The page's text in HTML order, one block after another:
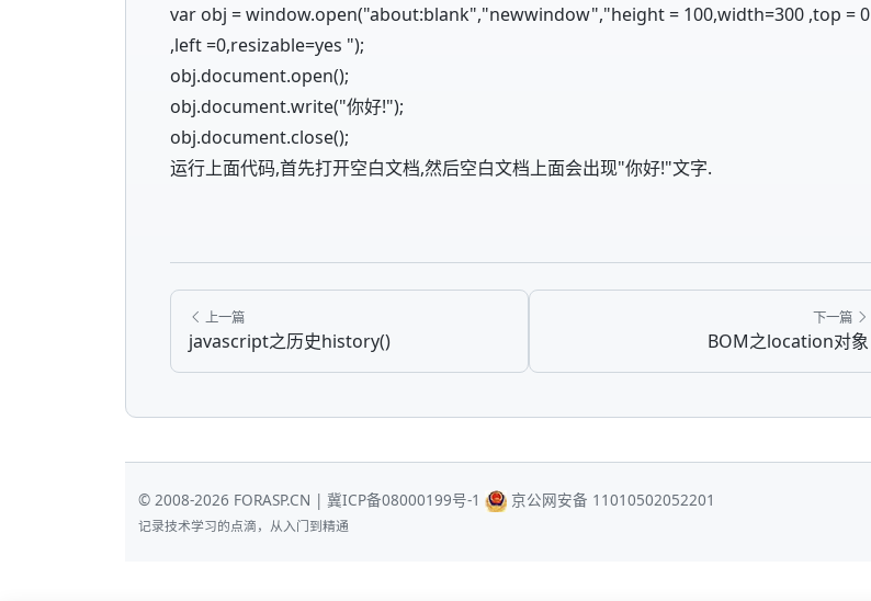
var obj = window.open("about:blank","newwindow","height = 100,width=300 ,top = 0
,left =0,resizable=yes ");
obj.document.open();
obj.document.write("你好!");
obj.document.close();
运行上面代码,首先打开空白文档,然后空白文档上面会出现"你好!"文字.
上一篇
javascript之历史history()
下一篇
BOM之location对象
© 2008-2026 FORASP.CN | 冀ICP备08000199号-1 京公网安备 11010502052201
记录技术学习的点滴，从入门到精通